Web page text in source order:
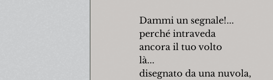
Dammi un segnale!...
perché intraveda
ancora il tuo volto
là...
disegnato da una nuvola,